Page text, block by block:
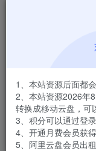
此内容为付费资源，请
免费
安装包大小
游戏本体大小
1、本站资源后面都
2、本站资源2026年
转换成移动云盘，可
3、积分可以通过登
4、开通月费会员获
5、阿里云盘会员出